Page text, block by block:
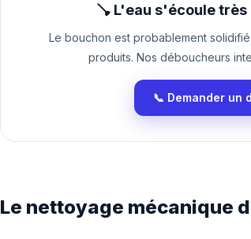
🪠 L'eau s'écoule
Le bouchon est probablement
produits. Nos déboucheurs
📞 Demander un
Le nettoyage mécanique